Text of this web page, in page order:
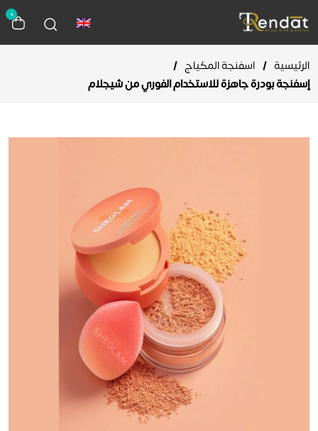
0
الرئيسية / اسفنجة المكياج /
إسفنجة بودرة جاهزة للاستخدام الفوري من شيجلام